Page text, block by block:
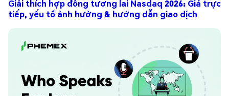
Giải thích hợp đồng tương lai Nasdaq 2026: Giá trực
tiếp, yếu tố ảnh hưởng & hướng dẫn giao dịch